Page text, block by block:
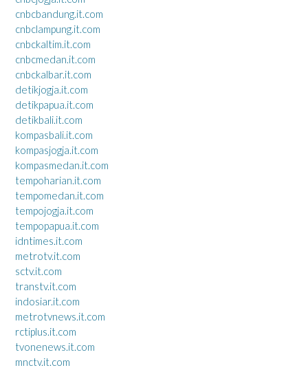
cnbcbandung.it.com
cnbclampung.it.com
cnbckaltim.it.com
cnbcmedan.it.com
cnbckalbar.it.com
detikjogja.it.com
detikpapua.it.com
detikbali.it.com
kompasbali.it.com
kompasjogja.it.com
kompasmedan.it.com
tempoharian.it.com
tempomedan.it.com
tempojogja.it.com
tempopapua.it.com
idntimes.it.com
metrotv.it.com
sctv.it.com
transtv.it.com
indosiar.it.com
metrotvnews.it.com
rctiplus.it.com
tvonenews.it.com
mnctv.it.com